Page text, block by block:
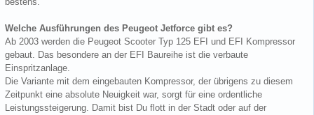
Welche Ausführungen des Peugeot Jetforce gibt es?
Ab 2003 werden die Peugeot Scooter Typ 125 EFI und EFI Kompressor
gebaut. Das besondere an der EFI Baureihe ist die verbaute
Einspritzanlage.
Die Variante mit dem eingebauten Kompressor, der übrigens zu diesem
Zeitpunkt eine absolute Neuigkeit war, sorgt für eine ordentliche
Leistungssteigerung. Damit bist Du flott in der Stadt oder auf der